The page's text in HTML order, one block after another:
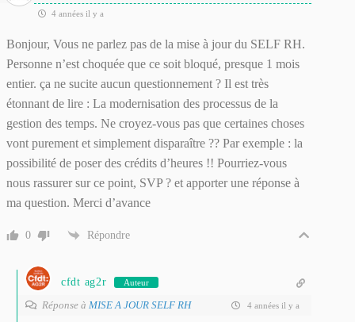
4 années il y a
Bonjour, Vous ne parlez pas de la mise à jour du SELF RH.
Personne n’est choquée que ce soit bloqué, presque 1 mois
entier. ça ne sucite aucun questionnement ? Il est très
étonnant de lire : La modernisation des processus de la
gestion des temps. Ne croyez-vous pas que certaines choses
vont purement et simplement disparaître ?? Par exemple : la
possibilité de poser des crédits d’heures !! Pourriez-vous
nous rassurer sur ce point, SVP ? et apporter une réponse à
ma question. Merci d’avance
0 Répondre
cfdt ag2r Auteur
Réponse à MISE A JOUR SELF RH 4 années il y a